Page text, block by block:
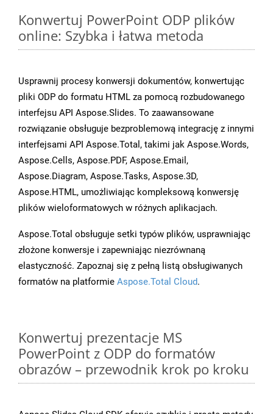
Konwertuj PowerPoint ODP plików
online: Szybka i łatwa metoda
Usprawnij procesy konwersji dokumentów, konwertując
pliki ODP do formatu HTML za pomocą rozbudowanego
interfejsu API Aspose.Slides. To zaawansowane
rozwiązanie obsługuje bezproblemową integrację z innymi
interfejsami API Aspose.Total, takimi jak Aspose.Words,
Aspose.Cells, Aspose.PDF, Aspose.Email,
Aspose.Diagram, Aspose.Tasks, Aspose.3D,
Aspose.HTML, umożliwiając kompleksową konwersję
plików wieloformatowych w różnych aplikacjach.
Aspose.Total obsługuje setki typów plików, usprawniając
złożone konwersje i zapewniając niezrównaną
elastyczność. Zapoznaj się z pełną listą obsługiwanych
formatów na platformie Aspose.Total Cloud.
Konwertuj prezentacje MS
PowerPoint z ODP do formatów
obrazów – przewodnik krok po kroku